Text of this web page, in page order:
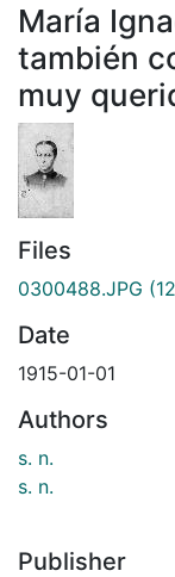
María
también
muy
Files
0300488.JPG
Date
1915-01-01
Authors
s. n.
s. n.
Publisher